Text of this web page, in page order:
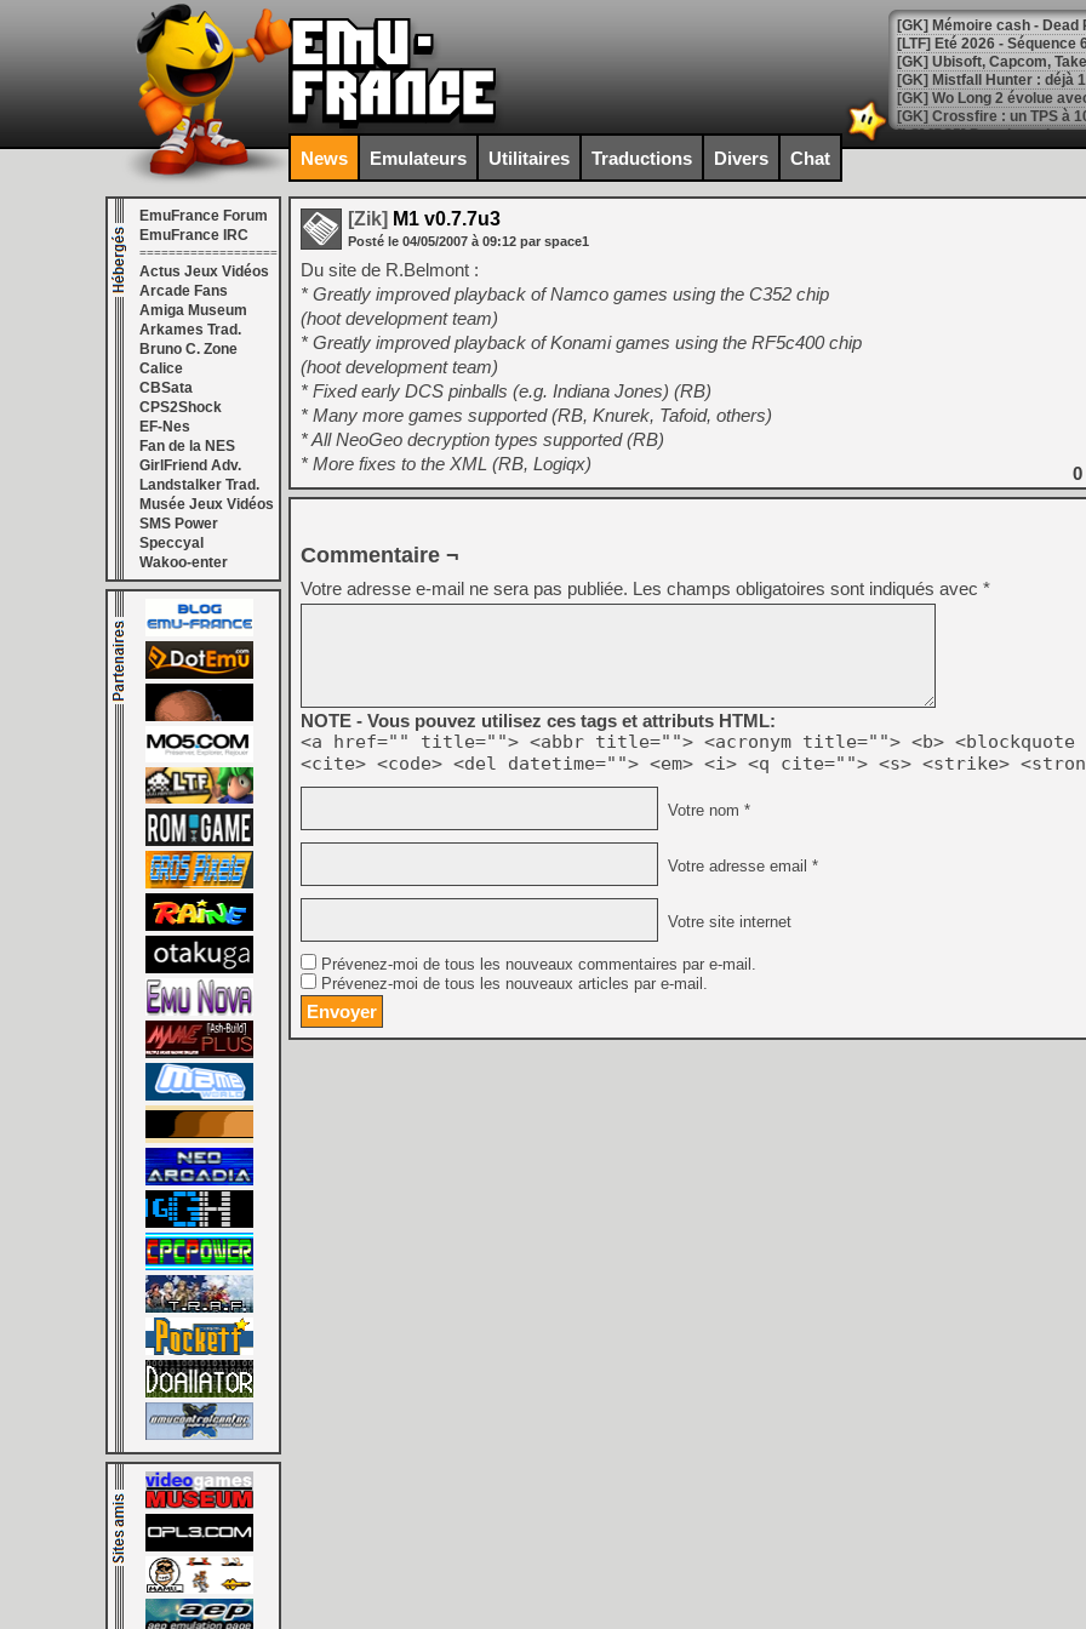
[LTF] Eté 2026 - Séquence
[GK] Mistfall Hunter : déjà
[GK] Wo Long 2 évolue
[GK] Crossfire : un TPS à
[LS] [PS5] Premiers
[Mo5] DOOM arrive en
[GK] Bethesda fête les 30
[GK] Roblox : l'action en
[GK] Agenda - GeForce
[LS] [PS5] ps5-y2jb-
[GK] Pourquoi Marvel
[GK] Test : Restory : Chill
[GK] GTA 6 : Rockstar
[GK] Hot Wheels Infinite
[GK] Mémoire cash -
[GK] Résultats Nintendo :
[GK] Déjà des
[Mo5] Brickboy cherche à
[GK] Minecraft et ses «
[GK] Beast of
[GK] Ubisoft : fin de partie
[GK] Mémoire cash -
[GK] Dan Houser (GTA)
[GK] Comment EA Sports
[GK] Crimson Moon : un
[GK] Isle of Reveries : le
[GK] Moonlighter 2 : The
[GK] Capcom relance
[GK] Guillermo del Toro
News Emulateurs Utilitaires Traductions Divers Chat
EmuFrance Forum
EmuFrance IRC
===================
Actus Jeux Vidéos
Arcade Fans
Amiga Museum
Arkames Trad.
Bruno C. Zone
Calice
CBSata
CPS2Shock
EF-Nes
Fan de la NES
GirlFriend Adv.
Landstalker Trad.
Musée Jeux Vidéos
SMS Power
Speccyal
Wakoo-enter
[Zik] M1 v0.7.7u3
Posté le 04/05/2007 à 09:12 par space1
Du site de R.Belmont :
* Greatly improved playback of Namco games using the C352 chip
(hoot development team)
* Greatly improved playback of Konami games using the RF5c400 chip
(hoot development team)
* Fixed early DCS pinballs (e.g. Indiana Jones) (RB)
* Many more games supported (RB, Knurek, Tafoid, others)
* All NeoGeo decryption types supported (RB)
* More fixes to the XML (RB, Logiqx)
0
Commentaire ¬
Votre adresse e-mail ne sera pas publiée. Les champs obligatoires sont indiqués avec *
NOTE - Vous pouvez utilisez ces tags et attributs HTML:
<a href="" title=""> <abbr title=""> <acronym title=""> <b> <blockquote
<cite> <code> <del datetime=""> <em> <i> <q cite=""> <s> <strike>
Votre nom *
Votre adresse email *
Votre site internet
Prévenez-moi de tous les nouveaux commentaires par e-mail.
Prévenez-moi de tous les nouveaux articles par e-mail.